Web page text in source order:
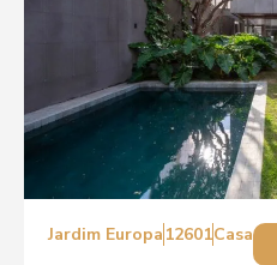
Jardim Europa 12601Casa